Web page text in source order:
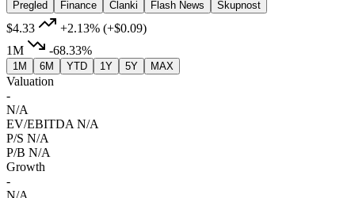
Pregled
Finance Članki Flash News Skupnost
$4.33 +2.13% (+$0.09)
1M
-68.33%
1M 6M YTD 1Y 5Y MAX
Valuation
-
N/A
EV/EBITDA N/A
P/S N/A
P/B N/A
Growth
-
N/A